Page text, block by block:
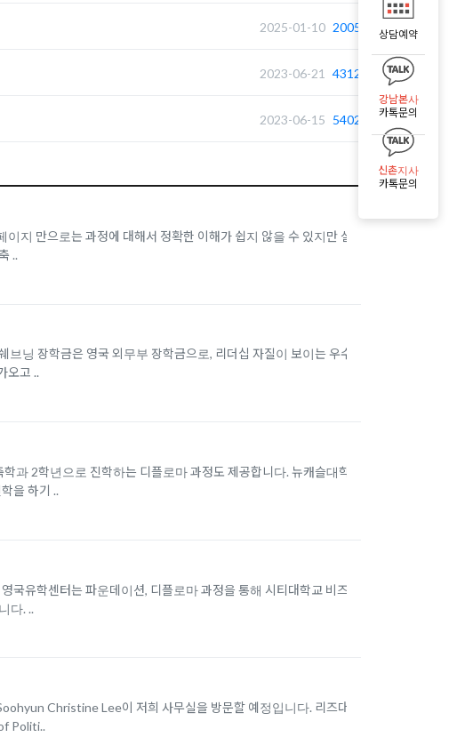
상담예약
강남본사
카톡문의
신촌지사
카톡문의
2025-01-10 2005
2023-06-21 4312
2023-06-15 5402
지 만으로는 과정에 대해서 정확한 이해가 쉽지 않을 수 있지만 설명
..
닝 장학금은 영국 외무부 장학금으로, 리더십 자질이 보이는 우수한
오고 ..
과 2학년으로 진학하는 디플로마 과정도 제공합니다. 뉴캐슬대학교
을 하기 ..
유학센터는 파운데이션, 디플로마 과정을 통해 시티대학교 비즈니
다. ..
Christine Lee이 저희 사무실을 방문할 예정입니다. 리즈대
Politi..